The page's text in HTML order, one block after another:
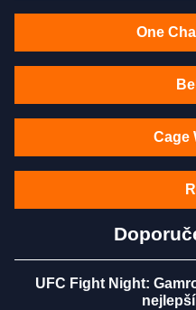
One
Cage
UFC Fight Night: